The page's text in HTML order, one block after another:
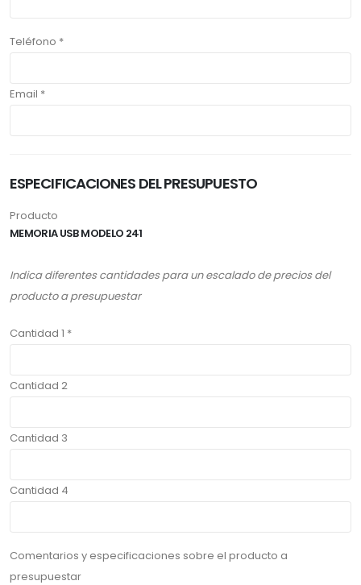
Teléfono *
Email *
ESPECIFICACIONES DEL PRESUPUESTO
Producto
MEMORIA USB MODELO 241
Indica diferentes cantidades para un escalado de precios del
producto a presupuestar
Cantidad 1 *
Cantidad 2
Cantidad 3
Cantidad 4
Comentarios y especificaciones sobre el producto a
presupuestar